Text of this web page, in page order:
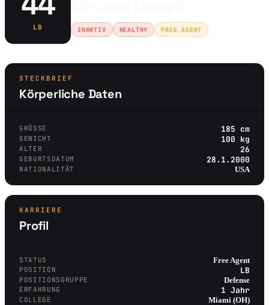
LB INAKTIV HEALTHY FREE AGENT
STECKBRIEF
Körperliche Daten
GRÖSSE 185 cm
GEWICHT 100 kg
ALTER 26
GEBURTSDATUM 28.1.2000
NATIONALITÄT USA
KARRIERE
Profil
STATUS Free Agent
POSITION LB
POSITIONSGRUPPE Defense
ERFAHRUNG 1 Jahr
COLLEGE Miami (OH)